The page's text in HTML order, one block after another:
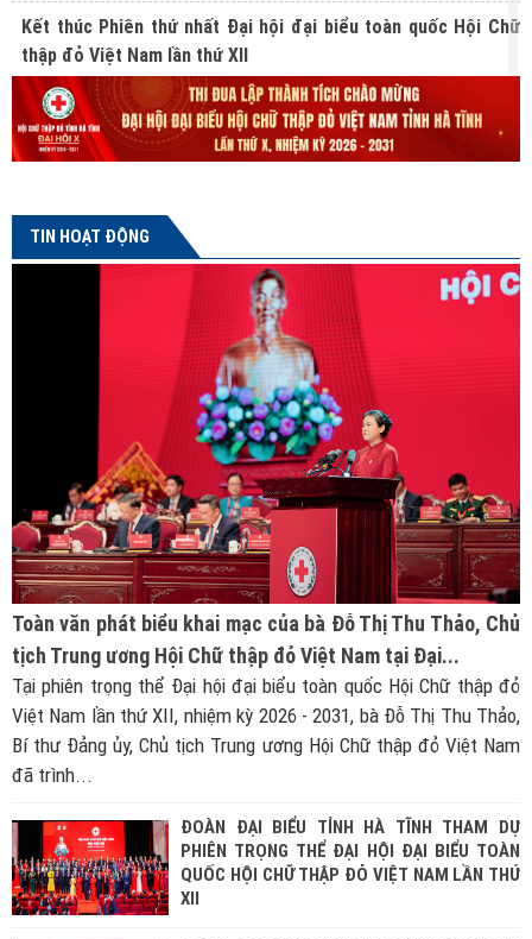
Kết thúc Phiên thứ nhất Đại hội đại biểu toàn quốc Hội Chữ
thập đỏ Việt Nam lần thứ XII
27/07/2026 10:31:00
Lan tỏa nghĩa cử hiến mô, tạng từ Chương trình “Hành trình
Đỏ” lần thứ V tại Hà Tĩnh
TIN HOẠT ĐỘNG
Toàn văn phát biểu khai mạc của bà Đỗ Thị Thu Thảo, Chủ
tịch Trung ương Hội Chữ thập đỏ Việt Nam tại Đại...
Tại phiên trọng thể Đại hội đại biểu toàn quốc Hội Chữ thập đỏ
Việt Nam lần thứ XII, nhiệm kỳ 2026 - 2031, bà Đỗ Thị Thu Thảo,
Bí thư Đảng ủy, Chủ tịch Trung ương Hội Chữ thập đỏ Việt Nam
đã trình...
ĐOÀN ĐẠI BIỂU TỈNH HÀ TĨNH THAM DỰ
PHIÊN TRỌNG THỂ ĐẠI HỘI ĐẠI BIỂU TOÀN
QUỐC HỘI CHỮ THẬP ĐỎ VIỆT NAM LẦN THỨ
XII